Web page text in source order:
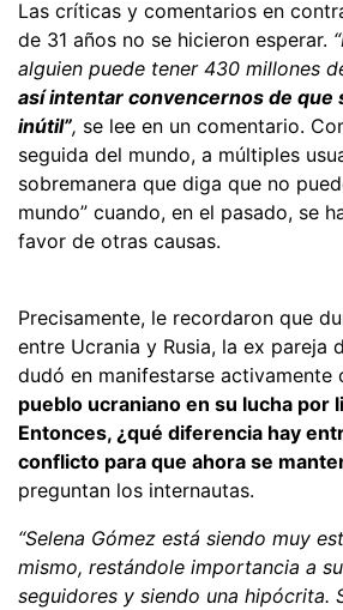
Las críticas y comentarios en
de 31 años no se hicieron esperar.
alguien puede tener 430 millones
así intentar convencernos de que
inútil”, se lee en un comentario.
seguida del mundo, a múltiples
sobremanera que diga que no
mundo” cuando, en el pasado, se
favor de otras causas.
Precisamente, le recordaron que
entre Ucrania y Rusia, la ex pareja
dudó en manifestarse activamente
pueblo ucraniano en su lucha por
Entonces, ¿qué diferencia hay
conflicto para que ahora se
preguntan los internautas.
“Selena Gómez está siendo muy
mismo, restándole importancia a
seguidores y siendo una hipócrita.